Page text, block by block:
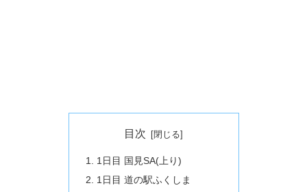
目次
1日目 国見SA(上り)
1日目 道の駅ふくしま